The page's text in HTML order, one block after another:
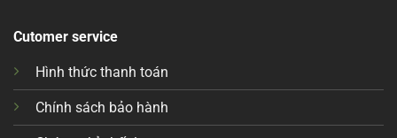
Cutomer service
Hình thức thanh toán
Chính sách bảo hành